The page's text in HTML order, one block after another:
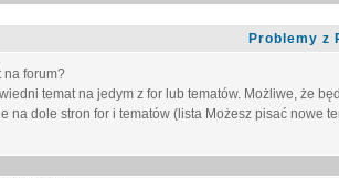
Problemy z
na forum?
temat na jedym z for lub tematów. Możliwe, że
na dole stron for i tematów (lista Możesz pisać nowe